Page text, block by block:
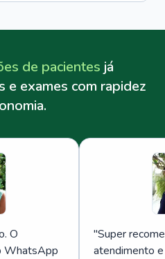
de pacientes já
e exames com rapidez
O
WhatsApp
"Super
atendimento